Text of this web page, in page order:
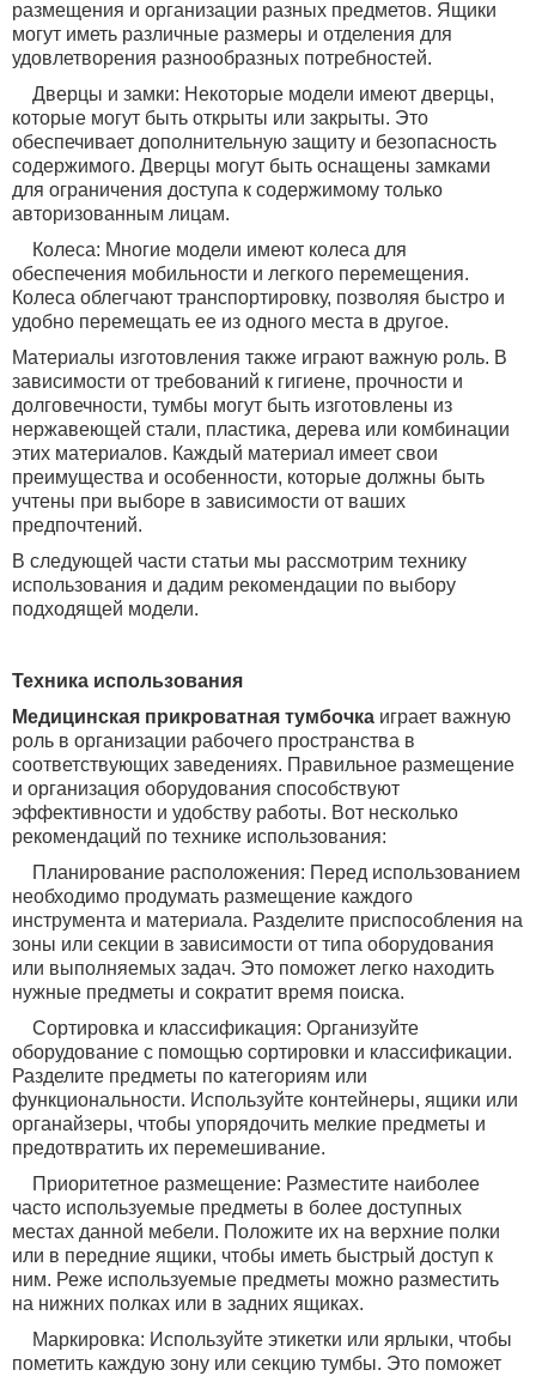
размещения и организации разных предметов. Ящики
могут иметь различные размеры и отделения для
удовлетворения разнообразных потребностей.
Дверцы и замки: Некоторые модели имеют дверцы,
которые могут быть открыты или закрыты. Это
обеспечивает дополнительную защиту и безопасность
содержимого. Дверцы могут быть оснащены замками
для ограничения доступа к содержимому только
авторизованным лицам.
Колеса: Многие модели имеют колеса для
обеспечения мобильности и легкого перемещения.
Колеса облегчают транспортировку, позволяя быстро и
удобно перемещать ее из одного места в другое.
Материалы изготовления также играют важную роль. В
зависимости от требований к гигиене, прочности и
долговечности, тумбы могут быть изготовлены из
нержавеющей стали, пластика, дерева или комбинации
этих материалов. Каждый материал имеет свои
преимущества и особенности, которые должны быть
учтены при выборе в зависимости от ваших
предпочтений.
В следующей части статьи мы рассмотрим технику
использования и дадим рекомендации по выбору
подходящей модели.
Техника использования
Медицинская прикроватная тумбочка играет важную
роль в организации рабочего пространства в
соответствующих заведениях. Правильное размещение
и организация оборудования способствуют
эффективности и удобству работы. Вот несколько
рекомендаций по технике использования:
Планирование расположения: Перед использованием
необходимо продумать размещение каждого
инструмента и материала. Разделите приспособления на
зоны или секции в зависимости от типа оборудования
или выполняемых задач. Это поможет легко находить
нужные предметы и сократит время поиска.
Сортировка и классификация: Организуйте
оборудование с помощью сортировки и классификации.
Разделите предметы по категориям или
функциональности. Используйте контейнеры, ящики или
органайзеры, чтобы упорядочить мелкие предметы и
предотвратить их перемешивание.
Приоритетное размещение: Разместите наиболее
часто используемые предметы в более доступных
местах данной мебели. Положите их на верхние полки
или в передние ящики, чтобы иметь быстрый доступ к
ним. Реже используемые предметы можно разместить
на нижних полках или в задних ящиках.
Маркировка: Используйте этикетки или ярлыки, чтобы
пометить каждую зону или секцию тумбы. Это поможет